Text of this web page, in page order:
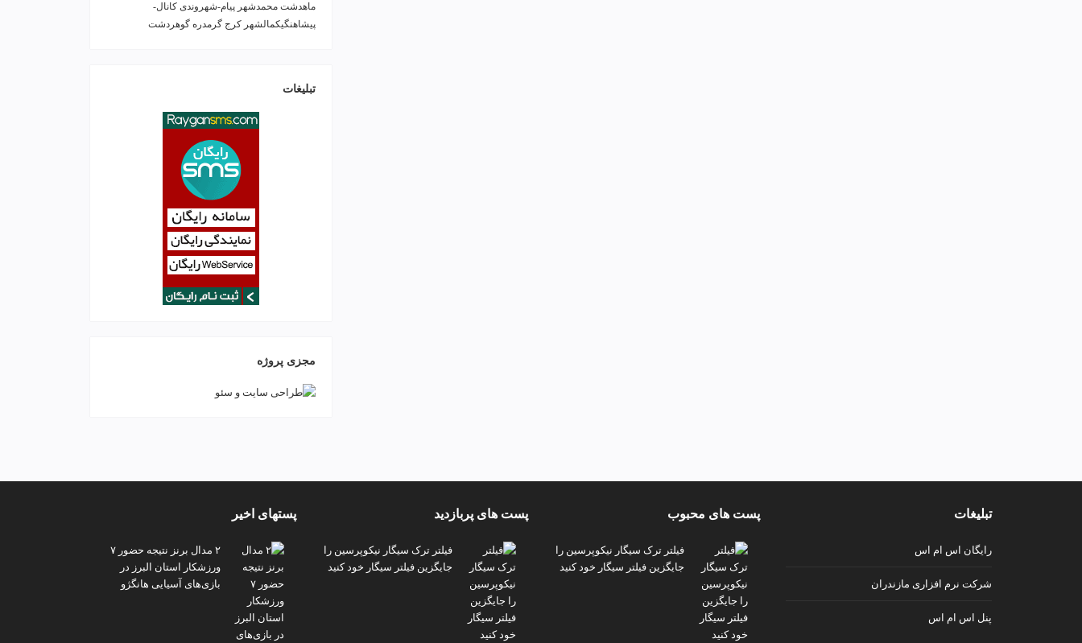
ماهدشت محمدشهر پیام-شهروندی کانال-
پیشاهنگیکمالشهر کرج گرمدره گوهردشت
تبلیغات
مجزی پروژه
تبلیغات
رایگان اس ام اس
شرکت نرم افزاری مازندران
پنل اس ام اس
پست های محبوب
فیلتر ترک سیگار نیکوپرسین را
جایگزین فیلتر سیگار خود کنید
پست های پربازدید
فیلتر ترک سیگار نیکوپرسین را
جایگزین فیلتر سیگار خود کنید
پستهای اخیر
۲ مدال برنز نتیجه حضور ۷
ورزشکار استان البرز در
بازی‌های آسیایی هانگژو